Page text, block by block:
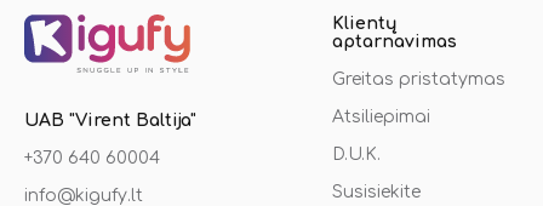
UAB "Virent Baltija"
+370 640 60004
info@kigufy.lt
Klientų
aptarnavimas
Greitas pristatymas
Atsiliepimai
D.U.K.
Susisiekite